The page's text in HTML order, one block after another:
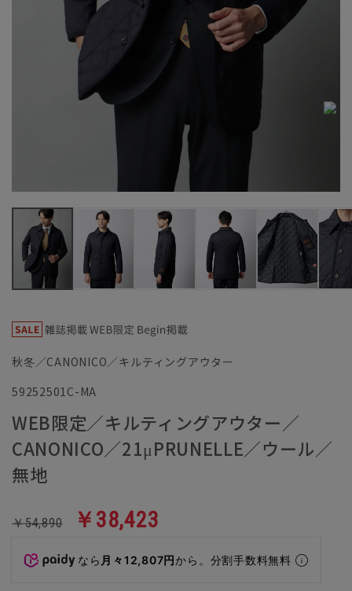
秋冬／CANONICO／キルティングアウター
59252501C-MA
WEB限定／キルティングアウター／
CANONICO／21μPRUNELLE／ウール／
無地
￥54,890 ￥38,423
なら 月々12,807円から。分割手数料無料